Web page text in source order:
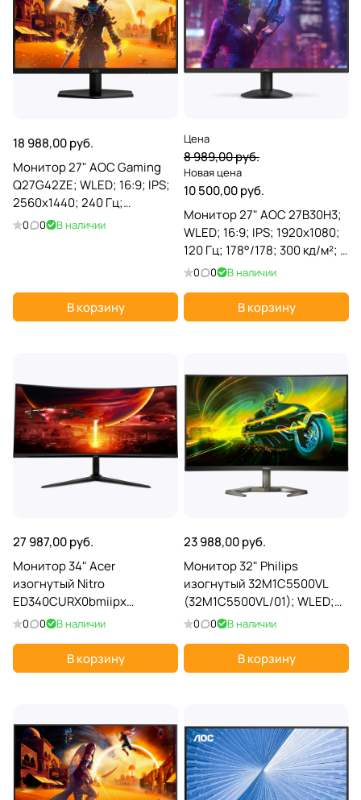
18 988,00 руб.
Монитор 27" AOC Gaming
Q27G42ZE; WLED; 16:9; IPS;
2560х1440; 240 Гц;
178°/178°; 3000 кд/м²; 1 мс; 1
0 0 В наличии
В корзину
Цена
8 989,00 руб.
Новая цена
10 500,00 руб.
Монитор 27" AOC 27B30H3;
WLED; 16:9; IPS; 1920x1080;
120 Гц; 178°/178; 300 кд/м²; 4
мс; 1 500:1; 1xD-Sub; 1xHDMI;
0 0 В наличии
В корзину
27 987,00 руб.
Монитор 34" Acer
изогнутый Nitro
ED340CURX0bmiipx
(UM.CE0CD.002); WLED;
178°/178°; 250 кд/м²; 5 мс; 4
000:1; 2хHDMI; 1xDP
0 0 В наличии
В корзину
23 988,00 руб.
Монитор 32" Philips
изогнутый 32M1C5500VL
(32M1C5500VL/01); WLED;
16:9; VA; 2560x1440; 165 Гц;
000:1; 2xHDMI; DP; чёрный
0 0 В наличии
В корзину